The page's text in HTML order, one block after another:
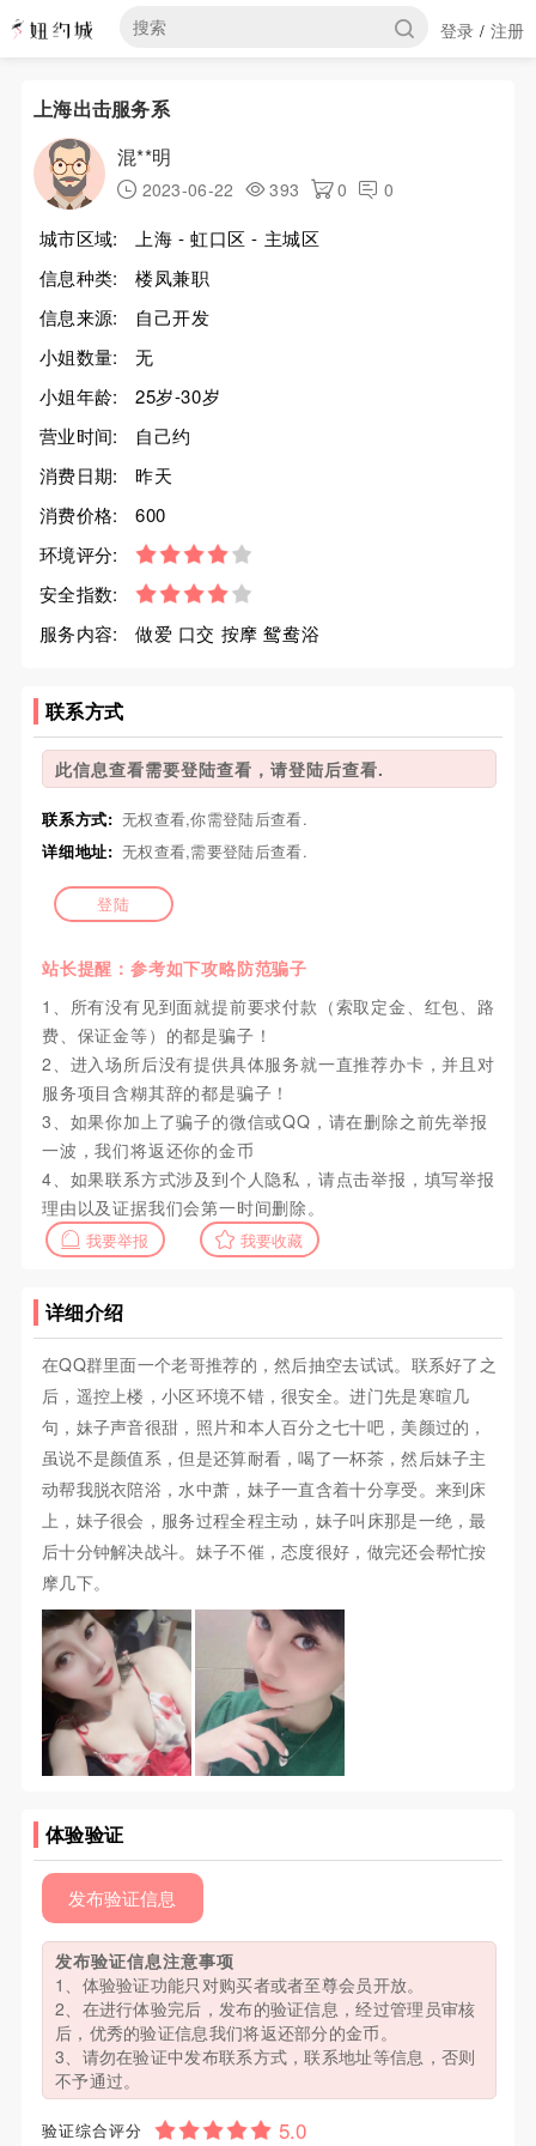
登录 / 注册
上海出击服务系
混**明
2023-06-22 393 0 0
城市区域:
上海 - 虹口区 - 主城区
信息种类:
楼凤兼职
信息来源:
自己开发
小姐数量:
无
小姐年龄:
25岁-30岁
营业时间:
自己约
消费日期:
昨天
消费价格:
600
环境评分:
安全指数:
服务内容:
做爱 口交 按摩 鸳鸯浴
联系方式
此信息查看需要登陆查看，请登陆后查看.
联系方式: 无权查看,你需登陆后查看.
详细地址: 无权查看,需要登陆后查看.
登陆
站长提醒：参考如下攻略防范骗子
1、所有没有见到面就提前要求付款（索取定金、红包、路
费、保证金等）的都是骗子！
2、进入场所后没有提供具体服务就一直推荐办卡，并且对
服务项目含糊其辞的都是骗子！
3、如果你加上了骗子的微信或QQ，请在删除之前先举报
一波，我们将返还你的金币
4、如果联系方式涉及到个人隐私，请点击举报，填写举报
理由以及证据我们会第一时间删除。
我要举报 我要收藏
详细介绍
在QQ群里面一个老哥推荐的，然后抽空去试试。联系好了之
后，遥控上楼，小区环境不错，很安全。进门先是寒暄几
句，妹子声音很甜，照片和本人百分之七十吧，美颜过的，
虽说不是颜值系，但是还算耐看，喝了一杯茶，然后妹子主
动帮我脱衣陪浴，水中萧，妹子一直含着十分享受。来到床
上，妹子很会，服务过程全程主动，妹子叫床那是一绝，最
后十分钟解决战斗。妹子不催，态度很好，做完还会帮忙按
摩几下。
体验验证
发布验证信息
发布验证信息注意事项
1、体验验证功能只对购买者或者至尊会员开放。
2、在进行体验完后，发布的验证信息，经过管理员审核
后，优秀的验证信息我们将返还部分的金币。
3、请勿在验证中发布联系方式，联系地址等信息，否则
不予通过。
验证综合评分